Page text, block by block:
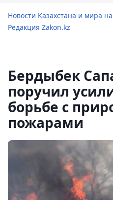
Новости Казахстана и мира
Редакция Zakon.kz
Бердыбек
поручил
борьбе с
пожарами